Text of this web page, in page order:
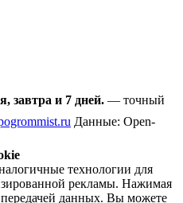
завтра и 7 дней. — точный
Данные: Open-
технологии для
рекламы. Нажимая
данных. Вы можете